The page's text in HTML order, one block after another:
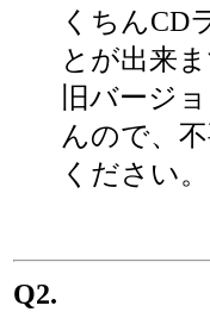
くちんCD
とが出来ま
旧バージ
んので、
ください。
Q2.